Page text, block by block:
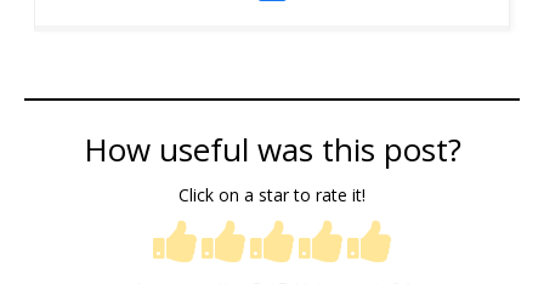
How useful was this post?
Click on a star to rate it!